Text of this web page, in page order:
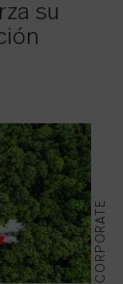
su
CORPORATE